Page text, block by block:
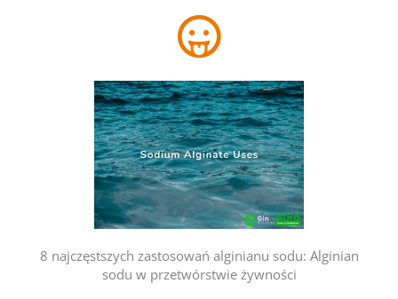
8 najczęstszych zastosowań alginianu sodu: Alginian
sodu w przetwórstwie żywności